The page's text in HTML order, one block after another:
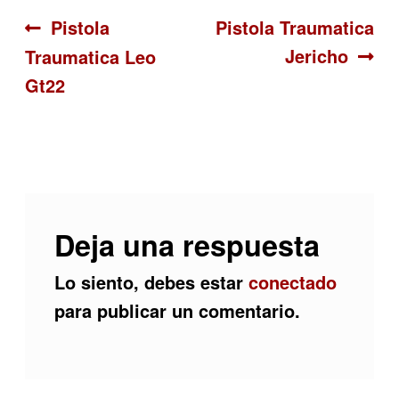
Navegación
de
Anterior:
Pistola
Traumatica Leo
Gt22
Siguiente:
Pistola Traumatica
Jericho
Deja una respuesta
Lo siento, debes estar conectado
para publicar un comentario.